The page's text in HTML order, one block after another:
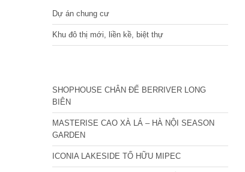
Dự án chung cư
Khu đô thị mới, liền kề, biệt thự
SHOPHOUSE CHÂN ĐẾ BERRIVER LONG
BIÊN
MASTERISE CAO XÀ LÁ – HÀ NỘI SEASON
GARDEN
ICONIA LAKESIDE TỐ HỮU MIPEC